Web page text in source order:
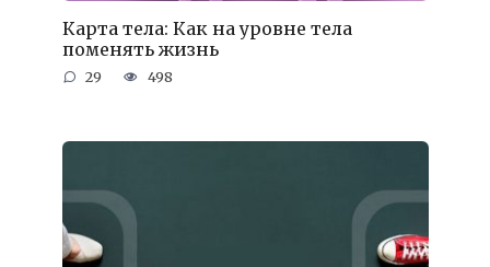
Карта тела: Как на уровне тела
поменять жизнь
29 498